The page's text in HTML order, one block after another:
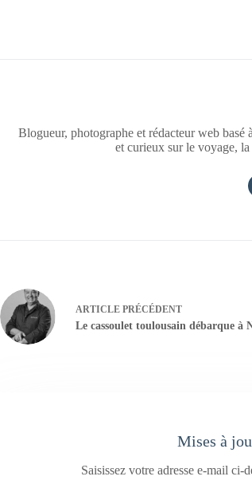
Blogueur, photographe et rédacteur web
et curieux sur le voyage,
ARTICLE PRÉCÉDENT
Le cassoulet toulousain débarque à
Mises à
Saisissez votre adresse e-mail ci-